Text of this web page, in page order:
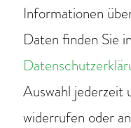
signalisiert
konzentriert
sich
Informationen
Daten finden Sie
Auswahl jederzeit
widerrufen oder